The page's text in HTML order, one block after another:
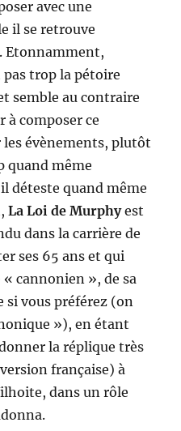
avec une
il se retrouve
Etonnamment,
trop la pétoire
semble au contraire
à composer ce
les évènements, plutôt
quand même
déteste quand même
La Loi de Murphyest
dans la carrière de
ses 65 ans et qui
cannonien », de sa
vous préférez (on
»), en étant
la réplique très
française) à
dans un rôle